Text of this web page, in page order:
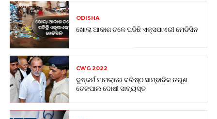
ODISHA
ଖୋଲା ଆକାଶ ତଳେ ପଡିଛି ଏକ୍ସପାଏରୀ ମେଡିସିନ
CWG 2022
ଦୁଷ୍କର୍ମ ମାମଲାରେ ବରିଷ୍ଠ ସାମ୍ଵାଦିକ ତରୁଣ
ତେଜପାଲ ଦୋଷୀ ସାବ୍ୟସ୍ତ